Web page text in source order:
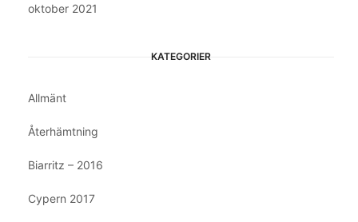
oktober 2021
KATEGORIER
Allmänt
Återhämtning
Biarritz – 2016
Cypern 2017